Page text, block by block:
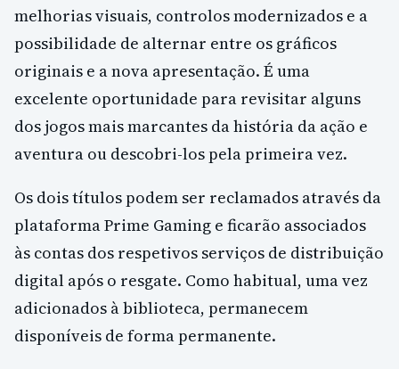
melhorias visuais, controlos modernizados e a
possibilidade de alternar entre os gráficos
originais e a nova apresentação. É uma
excelente oportunidade para revisitar alguns
dos jogos mais marcantes da história da ação e
aventura ou descobri-los pela primeira vez.
Os dois títulos podem ser reclamados através da
plataforma Prime Gaming e ficarão associados
às contas dos respetivos serviços de distribuição
digital após o resgate. Como habitual, uma vez
adicionados à biblioteca, permanecem
disponíveis de forma permanente.